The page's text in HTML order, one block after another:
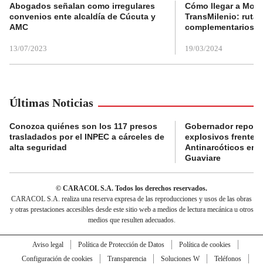
Abogados señalan como irregulares
convenios ente alcaldía de Cúcuta y
AMC
13/07/2023
Cómo llegar a
TransMilenio:
complementarios
19/03/2024
Últimas Noticias
Conozca quiénes son los 117 presos
trasladados por el INPEC a cárceles de
alta seguridad
Gobernador
explosivos frente a
Antinarcóticos en
Guaviare
© CARACOL S.A. Todos los derechos reservados.
CARACOL S.A. realiza una reserva expresa de las reproducciones y usos de las obras
y otras prestaciones accesibles desde este sitio web a medios de lectura mecánica u otros
medios que resulten adecuados.
Aviso legal Política de Protección de Datos
Política de cookies
Configuración de cookies
Transparencia Soluciones W
Teléfonos